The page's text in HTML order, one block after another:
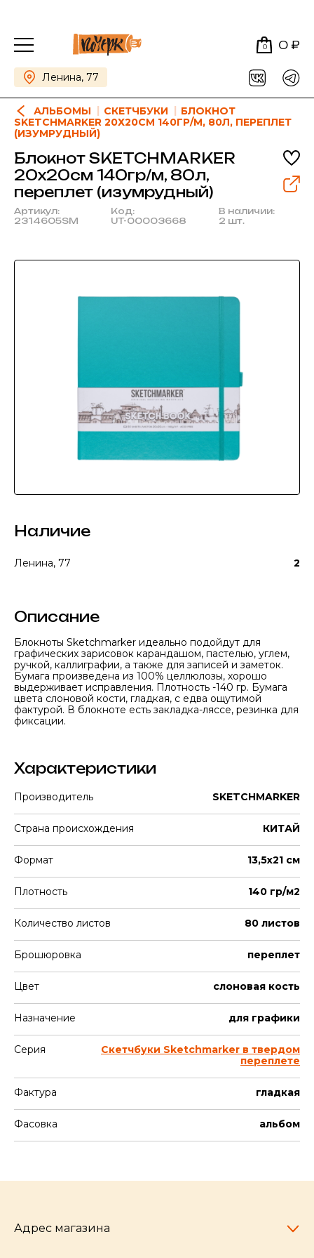
0 0 ₽
Ленина, 77
АЛЬБОМЫ СКЕТЧБУКИ
БЛОКНОТ
SKETCHMARKER 20Х20СМ 140ГР/М, 80Л, ПЕРЕПЛЕТ
(ИЗУМРУДНЫЙ)
Блокнот SKETCHMARKER
20х20см 140гр/м, 80л,
переплет (изумрудный)
Артикул:
2314605SM
Код:
UT-00003668
В наличии:
2 шт.
Наличие
Ленина, 77 2
Описание
Блокноты Sketchmarker идеально подойдут для
графических зарисовок карандашом, пастелью, углем,
ручкой, каллиграфии, а также для записей и заметок.
Бумага произведена из 100% целлюлозы, хорошо
выдерживает исправления. Плотность -140 гр. Бумага
цвета слоновой кости, гладкая, с едва ощутимой
фактурой. В блокноте есть закладка-ляссе, резинка для
фиксации.
Характеристики
Производитель SKETCHMARKER
Страна происхождения КИТАЙ
Формат 13,5х21 см
Плотность 140 гр/м2
Количество листов 80 листов
Брошюровка переплет
Цвет слоновая кость
Назначение для графики
Серия
Скетчбуки Sketchmarker в твердом
переплете
Фактура гладкая
Фасовка альбом
Адрес магазина